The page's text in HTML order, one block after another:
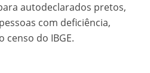
autodeclarados pretos,
com deficiência,
do IBGE.